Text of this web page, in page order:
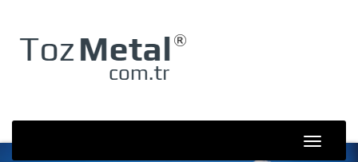
content
Toggle